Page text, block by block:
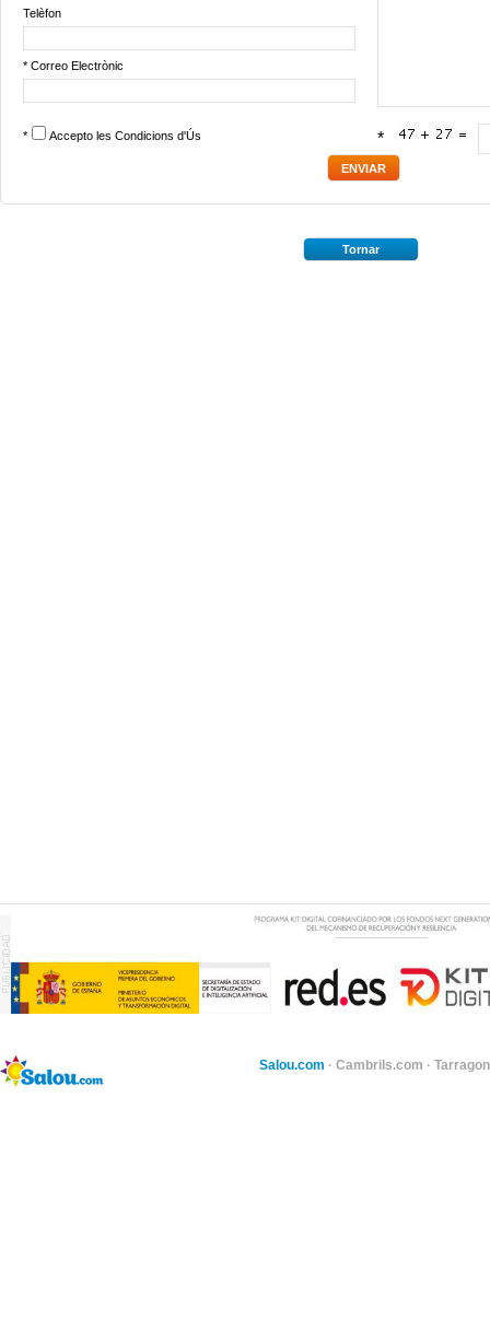
Telèfon
* Correo Electrònic
* Accepto les Condicions d'Ús *
Tornar
Salou.com · Cambrils.com ·